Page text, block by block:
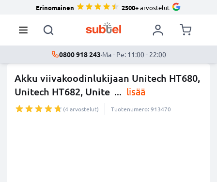
Erinomainen 2500+arvostelut
0800 918 243·Ma - Pe: 11:00 - 22:00
Akku viivakoodinlukijaan Unitech HT680,
Unitech HT682, Unite ... lisää
(4 arvostelut) Tuotenumero: 913470